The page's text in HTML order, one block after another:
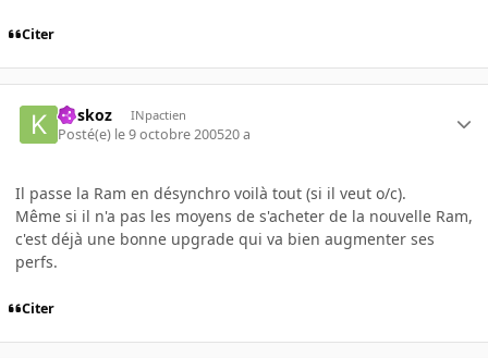
Citer
koskoz INpactien
Posté(e) le 9 octobre 200520 a
Il passe la Ram en désynchro voilà tout (si il veut o/c).
Même si il n'a pas les moyens de s'acheter de la nouvelle Ram,
c'est déjà une bonne upgrade qui va bien augmenter ses
perfs.
Citer